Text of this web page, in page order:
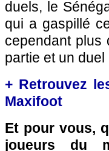
duels, le
qui a gaspillé
cependant
partie et un
+ Retrouvez
Maxifoot
Et pour vous,
joueurs du